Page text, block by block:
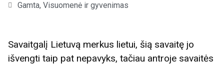
Gamta, Visuomenė ir gyvenimas
Savaitgalį Lietuvą merkus lietui, šią savaitę jo
išvengti taip pat nepavyks, tačiau antroje savaitės